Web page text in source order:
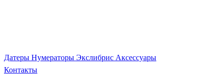
Датеры Нумераторы Экслибрис Аксессуары
Контакты